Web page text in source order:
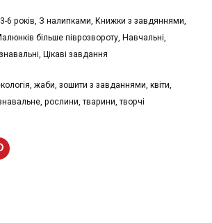
3-6 рокiв, З налипками, Книжки з завдяннями,
більше піврозвороту, Навчальні,
, Цікаві завдання
, жаби, зошити з завданнями, квіти,
, рослини,тварини,творчі
Натисніть,
щоби